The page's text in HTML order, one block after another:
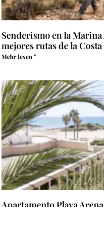
Senderismo en la
mejores rutas de la
Mehr lesen "
Apartamento Playa